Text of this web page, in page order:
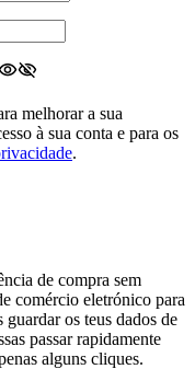
melhorar a sua
à sua conta e para os
.
de compra sem
comércio eletrónico para
os teus dados de
passar rapidamente
alguns cliques.